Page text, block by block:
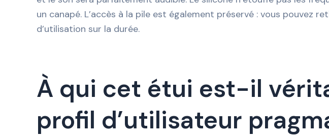
un canapé. L’accès à la pile est également préservé : vous pouvez
d’utilisation sur la durée.
À qui cet étui est-il
profil d’utilisateur